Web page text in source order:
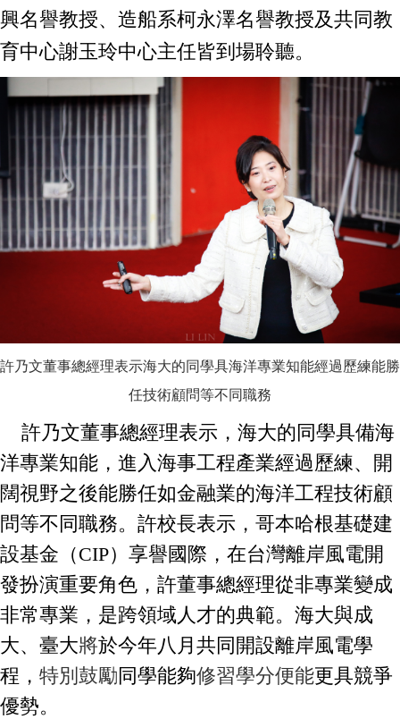
興名譽教授、造船系柯永澤名譽教授及共同教
育中心謝玉玲中心主任皆到場聆聽。
許乃文董事總經理表示海大的同學具海洋專業知能經過歷練能勝
任技術顧問等不同職務
許乃文董事總經理表示，海大的同學具備海
洋專業知能，進入海事工程產業經過歷練、開
闊視野之後能勝任如金融業的海洋工程技術顧
問等不同職務。許校長表示，哥本哈根基礎建
設基金（CIP）享譽國際，在台灣離岸風電開
發扮演重要角色，許董事總經理從非專業變成
非常專業，是跨領域人才的典範。海大與成
大、臺大將於今年八月共同開設離岸風電學
程， 特別鼓勵同學能夠修習學分便能更具競爭
優勢。